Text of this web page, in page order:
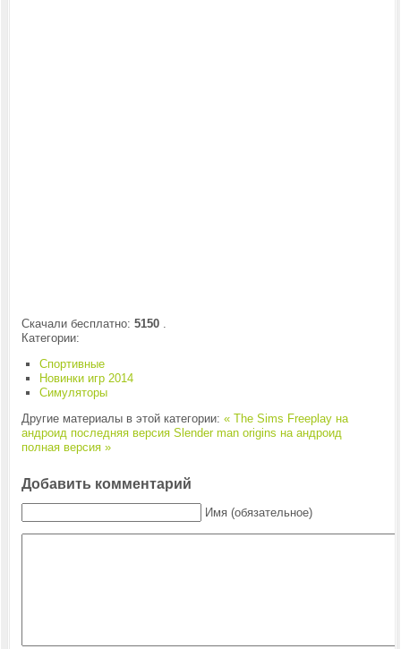
Скачали бесплатно: 5150.
Категории:
Спортивные
Новинки игр 2014
Симуляторы
Другие материалы в этой категории: « The Sims Freeplay на
андроид последняя версия Slender man origins на андроид
полная версия »
Добавить комментарий
Имя (обязательное)